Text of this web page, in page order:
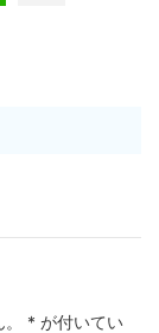
* が付いてい